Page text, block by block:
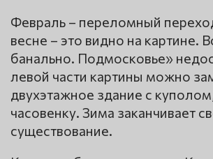
Февраль – переломный
весне – это видно на картине.
банально. Подмосковье»
левой части картины можно
двухэтажное здание с
часовенку. Зима заканчивает
существование.